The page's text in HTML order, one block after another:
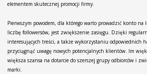
elementem skutecznej promocji firmy.
Pierwszym powodem, dla którego warto prowadzić konto na
liczbę followersów, jest zwiększenie zasięgu. Dzięki
interesujących treści, a także wykorzystaniu odpowiednich
przyciągnąć uwagę nowych potencjalnych klientów. Im
większa szansa na dotarcie do szerszej grupy odbiorców i
marki.